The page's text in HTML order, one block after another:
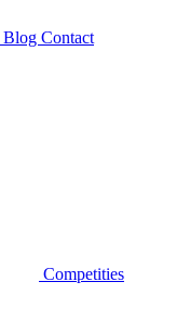
Blog Contact
Competities